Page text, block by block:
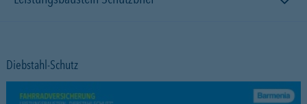
Diebstahl-Schutz